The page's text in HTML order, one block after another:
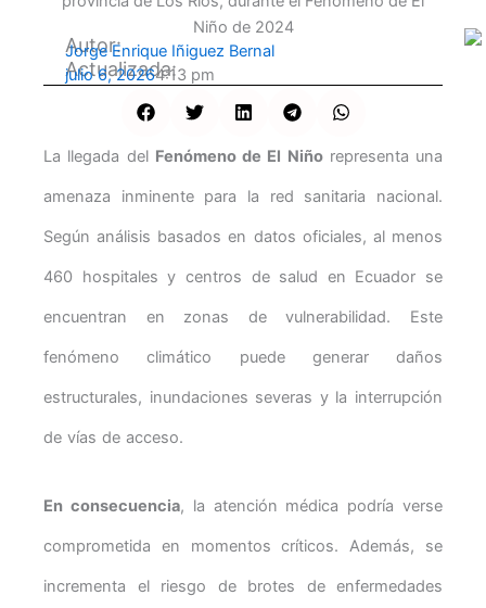
Autor:
Jorge Enrique Iñiguez Bernal
Actualizada:
julio 6, 20264:13 pm
La llegada del Fenómeno de El Niñorepresenta una
amenaza inminente para la red sanitaria nacional.
Según análisis basados en datos oficiales, al menos
460 hospitales y centros de salud en Ecuador se
encuentran en zonas de vulnerabilidad. Este
fenómeno climático puede generar daños
estructurales, inundaciones severas y la interrupción
de vías de acceso.
En consecuencia, la atención médica podría verse
comprometida en momentos críticos. Además, se
incrementa el riesgo de brotes de enfermedades